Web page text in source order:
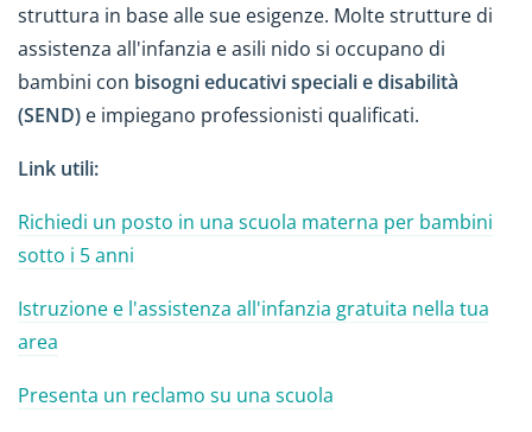
struttura in base alle sue esigenze. Molte strutture di
assistenza all'infanzia e asili nido si occupano di
bambini con bisogni educativi speciali e disabilità
(SEND) e impiegano professionisti qualificati.
Link utili:
Richiedi un posto in una scuola materna per bambini
sotto i 5 anni
Istruzione e l'assistenza all'infanzia gratuita nella tua
area
Presenta un reclamo su una scuola